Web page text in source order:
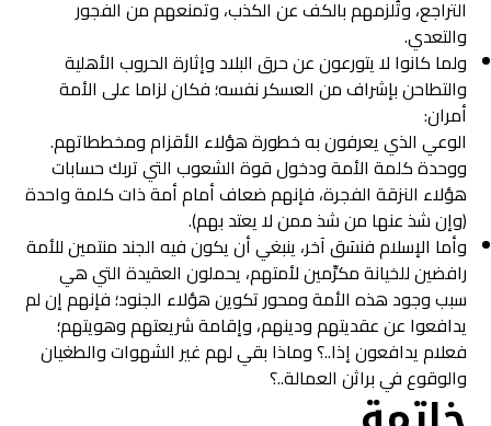
التراجع، وتُلزمهم بالكف عن الكذب، وتمنعهم من الفجور
والتعدي.
ولما كانوا لا يتورعون عن حرق البلاد وإثارة الحروب الأهلية
والتطاحن بإشراف من العسكر نفسه؛ فكان لزاما على الأمة
أمران:
الوعي الذي يعرفون به خطورة هؤلاء الأقزام ومخططاتهم.
ووحدة كلمة الأمة ودخول قوة الشعوب التي تربك حسابات
هؤلاء النزقة الفجرة، فإنهم ضعاف أمام أمة ذات كلمة واحدة
(وإن شذ عنها من شذ ممن لا يعتد بهم).
وأما الإسلام فنسَق آخر، ينبغي أن يكون فيه الجند منتمين للأمة
رافضين للخيانة مكرِّمين لأمتهم، يحملون العقيدة التي هي
سبب وجود هذه الأمة ومحور تكوين هؤلاء الجنود؛ فإنهم إن لم
يدافعوا عن عقديتهم ودينهم، وإقامة شريعتهم وهويتهم؛
فعلام يدافعون إذا..؟ وماذا بقي لهم غير الشهوات والطغيان
والوقوع في براثن العمالة..؟